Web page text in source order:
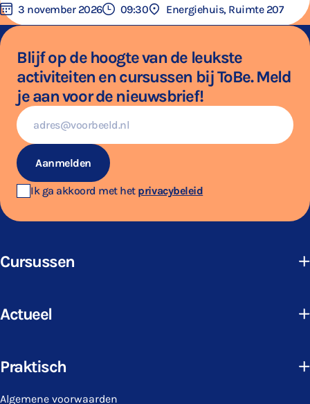
3 november 2026 09:30 Energiehuis, Ruimte 207
Blijf op de hoogte van de leukste
activiteiten en cursussen bij ToBe. Meld
je aan voor de nieuwsbrief!
E-
mailadres
Aanmelden
Ik ga akkoord met het privacybeleid
Cursussen
Actueel
Praktisch
Algemene voorwaarden